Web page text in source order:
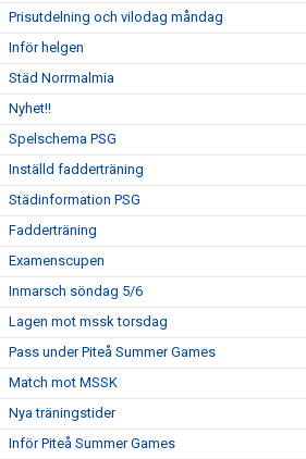
Prisutdelning och vilodag måndag
Inför helgen
Städ Norrmalmia
Nyhet!!
Spelschema PSG
Inställd fadderträning
Städinformation PSG
Fadderträning
Examenscupen
Inmarsch söndag 5/6
Lagen mot mssk torsdag
Pass under Piteå Summer Games
Match mot MSSK
Nya träningstider
Inför Piteå Summer Games